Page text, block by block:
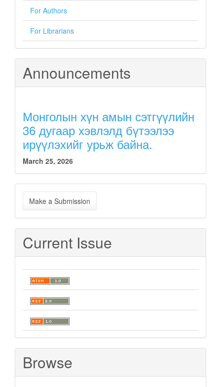
For Authors
For Librarians
Announcements
Монголын хүн амын сэтгүүлийн
36 дугаар хэвлэлд бүтээлээ
ирүүлэхийг урьж байна.
March 25, 2026
Make
a
Submission
Make a Submission
Current Issue
Browse